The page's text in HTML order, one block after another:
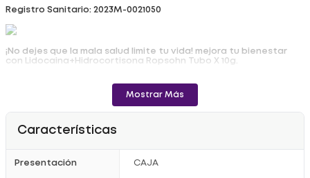
Registro Sanitario: 2023M-0021050
¡No dejes que la mala salud limite tu vida! mejora tu bienestar
con Lidocaina+Hidrocortisona Ropsohn Tubo X 10g.
Mostrar Más
Características
Presentación CAJA